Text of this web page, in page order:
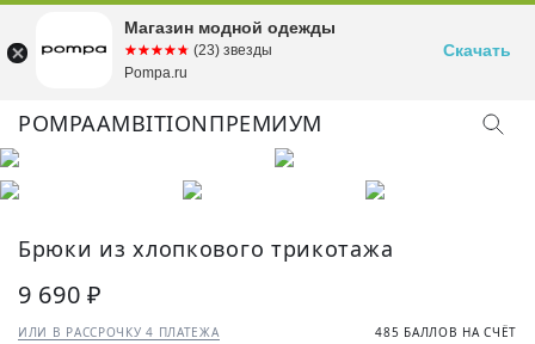
POMPAAMBITIONПРЕМИУМ
КУПИТЬ ОБРАЗ
Брюки из хлопкового трикотажа
9 690 ₽
ИЛИ В РАССРОЧКУ 4 ПЛАТЕЖА 485 БАЛЛОВ НА СЧЁТ
Магазин модной одежды
☆☆☆☆☆
★★★★★ (23) звезды
Pompa.ru
Скачать